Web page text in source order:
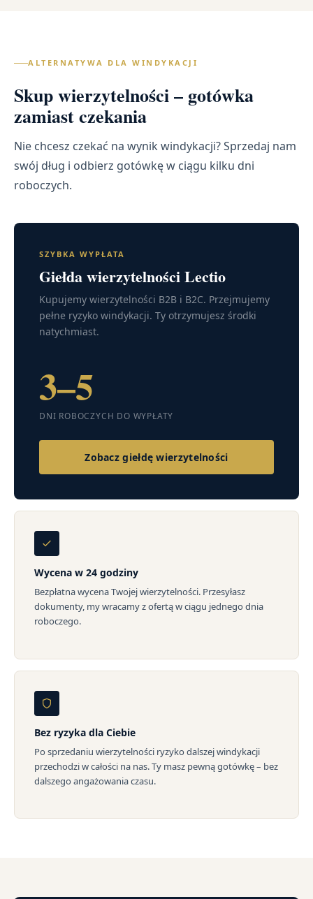
ALTERNATYWA DLA WINDYKACJI
Skup wierzytelności – gotówka
zamiast czekania
Nie chcesz czekać na wynik windykacji? Sprzedaj nam
swój dług i odbierz gotówkę w ciągu kilku dni
roboczych.
SZYBKA WYPŁATA
Giełda wierzytelności Lectio
Kupujemy wierzytelności B2B i B2C. Przejmujemy
pełne ryzyko windykacji. Ty otrzymujesz środki
natychmiast.
3–5
DNI ROBOCZYCH DO WYPŁATY
Zobacz giełdę wierzytelności
Wycena w 24 godziny
Bezpłatna wycena Twojej wierzytelności. Przesyłasz
dokumenty, my wracamy z ofertą w ciągu jednego dnia
roboczego.
Bez ryzyka dla Ciebie
Po sprzedaniu wierzytelności ryzyko dalszej windykacji
przechodzi w całości na nas. Ty masz pewną gotówkę – bez
dalszego angażowania czasu.